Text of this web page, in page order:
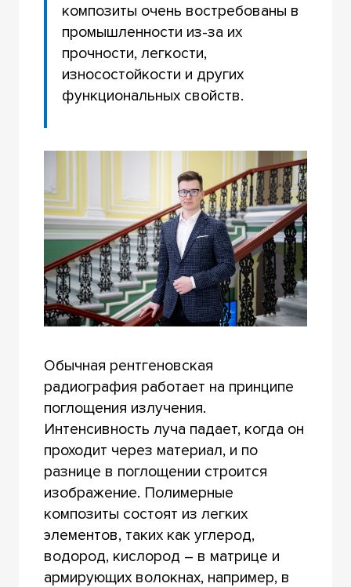
композиты очень востребованы в
промышленности из-за их
прочности, легкости,
износостойкости и других
функциональных свойств.
Обычная рентгеновская
радиография работает на принципе
поглощения излучения.
Интенсивность луча падает, когда он
проходит через материал, и по
разнице в поглощении строится
изображение. Полимерные
композиты состоят из легких
элементов, таких как углерод,
водород, кислород – в матрице и
армирующих волокнах, например, в